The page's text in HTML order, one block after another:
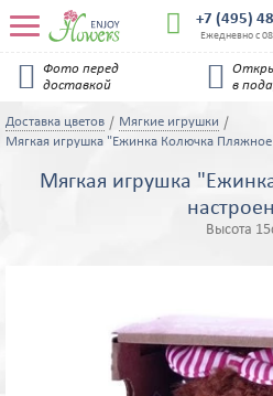
 +7 (495)
Ежедневно с

Фото перед
доставкой

в
Доставка цветов
Мягкие игрушки
Мягкая игрушка "Ежинка Колючка Пляжное
Мягкая игрушка
Высота